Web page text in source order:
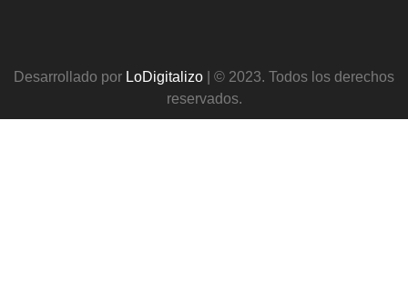
Desarrollado por LoDigitalizo | © 2023. Todos los derechos
reservados.